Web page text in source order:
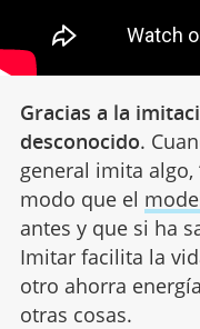
Gracias a la
desconocido.
general imita algo,
modo que el
antes y que si ha
Imitar facilita la
otro ahorra
otras cosas.